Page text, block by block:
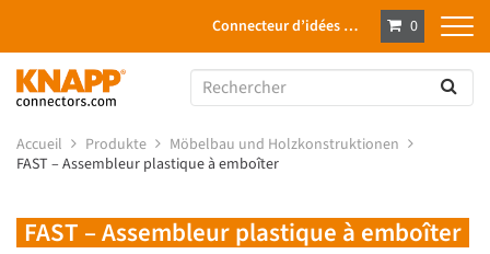
Connecteur d’idées … 0
Accueil Produkte
Möbelbau und Holzkonstruktionen
FAST – Assembleur plastique à emboîter
FAST – Assembleur plastique à emboîter